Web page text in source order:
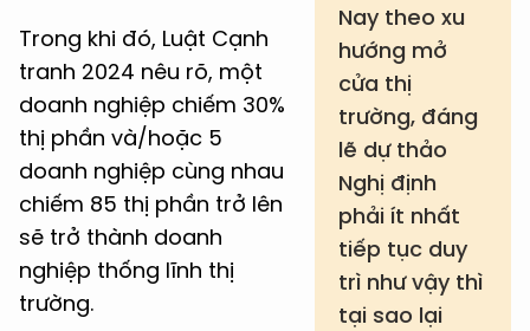
Nay theo xu
hướng mở
cửa thị
trường, đáng
lẽ dự thảo
Nghị định
phải ít nhất
tiếp tục duy
trì như vậy thì
tại sao lại
Trong khi đó, Luật Cạnh
tranh 2024 nêu rõ, một
doanh nghiệp chiếm 30%
thị phần và/hoặc 5
doanh nghiệp cùng nhau
chiếm 85 thị phần trở lên
sẽ trở thành doanh
nghiệp thống lĩnh thị
trường.